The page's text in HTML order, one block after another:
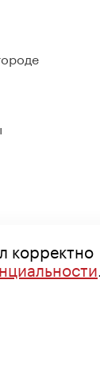
корректно